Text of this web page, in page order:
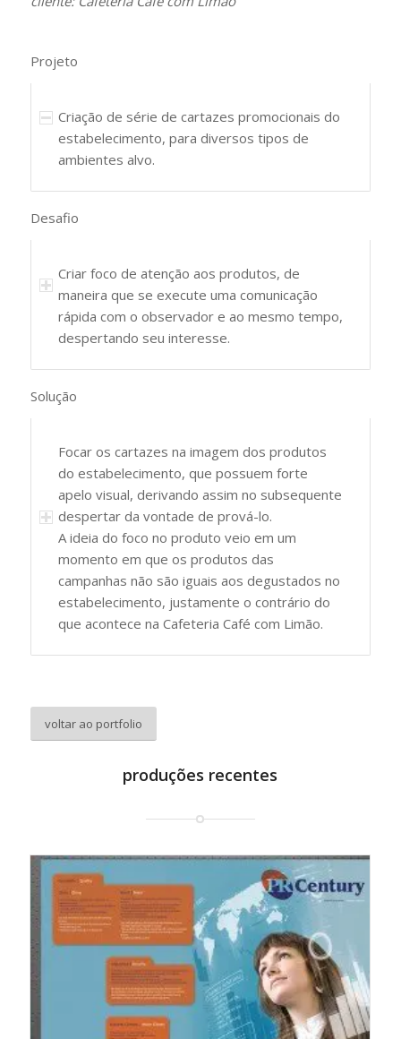
Projeto
Criação de série de cartazes promocionais do
estabelecimento, para diversos tipos de
ambientes alvo.
Desafio
Criar foco de atenção aos produtos, de
maneira que se execute uma comunicação
rápida com o observador e ao mesmo tempo,
despertando seu interesse.
Solução
Focar os cartazes na imagem dos produtos
do estabelecimento, que possuem forte
apelo visual, derivando assim no subsequente
despertar da vontade de prová-lo.
A ideia do foco no produto veio em um
momento em que os produtos das
campanhas não são iguais aos degustados no
estabelecimento, justamente o contrário do
que acontece na Cafeteria Café com Limão.
voltar ao portfolio
produções recentes